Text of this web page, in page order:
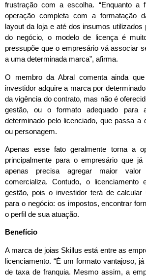
frustração com a escolha. “Enquanto a
operação completa com a formatação
layout da loja e até dos insumos utilizados
do negócio, o modelo de licença é
pressupõe que o empresário vá associar
a uma determinada marca”, afirma.
O membro da Abral comenta ainda
investidor adquire a marca por
da vigência do contrato, mas não é
gestão, ou o formato adequado para
determinado pelo licenciado, que passa a
ou personagem.
Apenas esse fato geralmente torna a
principalmente para o empresário que
apenas precisa agregar maior
comercializa. Contudo, o licenciamento
gestão, pois o investidor terá de
para o negócio: os impostos, encontrar
o perfil de sua atuação.
Benefício
A marca de joias Skillus está entre as
licenciamento. “É um formato vantajoso,
de taxa de franquia. Mesmo assim, a